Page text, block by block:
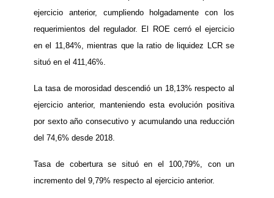
ejercicio anterior, cumpliendo holgadamente con los
requerimientos del regulador. El ROE cerró el ejercicio
en el 11,84%, mientras que la ratio de liquidez LCR se
situó en el 411,46%.
La tasa de morosidad descendió un 18,13% respecto al
ejercicio anterior, manteniendo esta evolución positiva
por sexto año consecutivo y acumulando una reducción
del 74,6% desde 2018.
Tasa de cobertura se situó en el 100,79%, con un
incremento del 9,79% respecto al ejercicio anterior.